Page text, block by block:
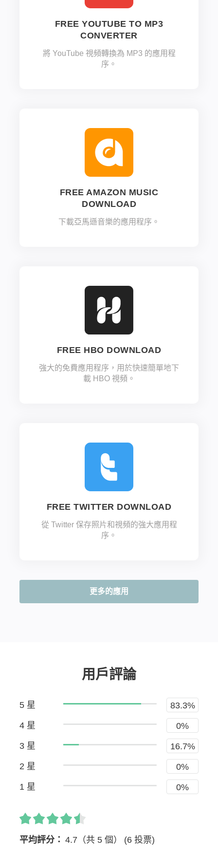
FREE YOUTUBE TO MP3
CONVERTER
將 YouTube 視頻轉換為 MP3 的應用程
序。
FREE AMAZON MUSIC
DOWNLOAD
下載亞馬遜音樂的應用程序。
FREE HBO DOWNLOAD
強大的免費應用程序，用於快速簡單地下
載 HBO 視頻。
FREE TWITTER DOWNLOAD
從 Twitter 保存照片和視頻的強大應用程
序。
更多的應用
用戶評論
5 星 83.3%
4 星 0%
3 星 16.7%
2 星 0%
1 星 0%
平均評分：4.7（共 5 個） (6 投票)